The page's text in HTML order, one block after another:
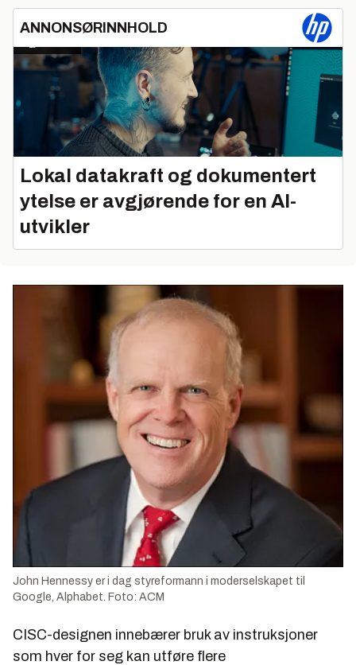
ANNONSØRINNHOLD
Lokal datakraft og dokumentert
ytelse er avgjørende for en AI-
utvikler
John Hennessy er i dag styreformann i moderselskapet til
Google, Alphabet. Foto: ACM
CISC-designen innebærer bruk av instruksjoner
som hver for seg kan utføre flere